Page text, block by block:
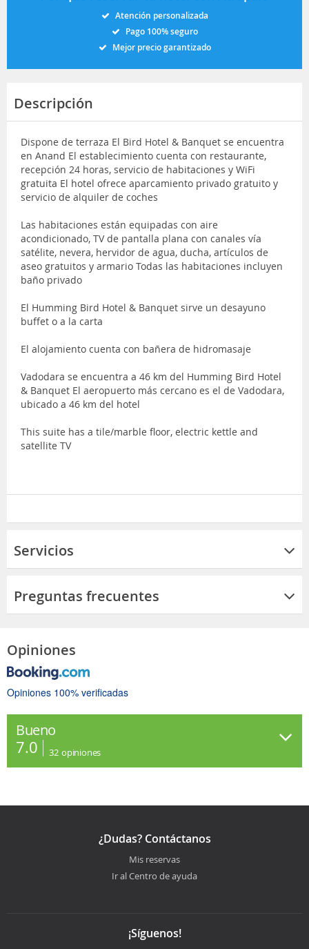
Atención personalizada
Pago 100% seguro
Mejor precio garantizado
Descripción
Dispone de terraza El Bird Hotel & Banquet se encuentra
en Anand El establecimiento cuenta con restaurante,
recepción 24 horas, servicio de habitaciones y WiFi
gratuita El hotel ofrece aparcamiento privado gratuito y
servicio de alquiler de coches
Las habitaciones están equipadas con aire
acondicionado, TV de pantalla plana con canales vía
satélite, nevera, hervidor de agua, ducha, artículos de
aseo gratuitos y armario Todas las habitaciones incluyen
baño privado
El Humming Bird Hotel & Banquet sirve un desayuno
buffet o a la carta
El alojamiento cuenta con bañera de hidromasaje
Vadodara se encuentra a 46 km del Humming Bird Hotel
& Banquet El aeropuerto más cercano es el de Vadodara,
ubicado a 46 km del hotel
This suite has a tile/marble floor, electric kettle and
satellite TV
Servicios
Preguntas frecuentes
Opiniones
Opiniones 100% verificadas
Bueno
7.0 32 opiniones
¿Dudas? Contáctanos
Mis reservas
Ir al Centro de ayuda
¡Síguenos!